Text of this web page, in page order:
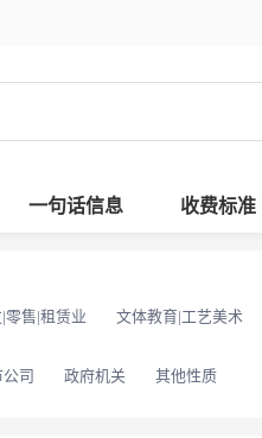
一句话信息 收费标准
零售|租赁业 文体教育|工艺美术
公司 政府机关 其他性质